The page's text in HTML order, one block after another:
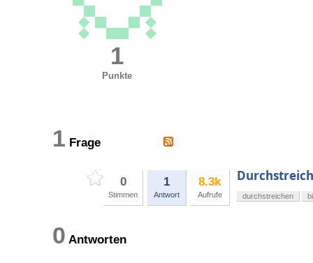
1
Punkte
1 Frage
0
Stimmen
1
Antwort
8.3k
Aufrufe durchstreichen
0 Antworten